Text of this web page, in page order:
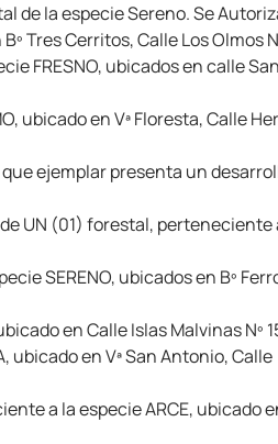
de la especie Sereno. Se
Tres Cerritos, Calle Los Olmos
FRESNO, ubicados en calle
ubicado en Vª Floresta, Calle
ejemplar presenta un
de UN (01) forestal,
SERENO, ubicados en Bº
en Calle Islas Malvinas Nº
ubicado en Vª San Antonio, Calle
a la especie ARCE, ubicado